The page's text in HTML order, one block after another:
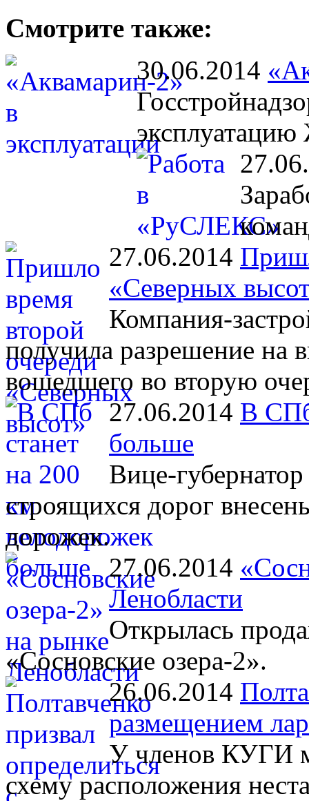
Смотрите также:
30.06.2014
27.06.2014
«Северных
Компания-
получила разрешение на
вошедшего во вторую
27.06.2014 В
больше
Вице-
строящихся дорог
дорожек.
27.06.2014
Ленобласти
Открылась
«Сосновские озера-2».
26.06.2014
размещением
У членов КУГИ
схему расположения